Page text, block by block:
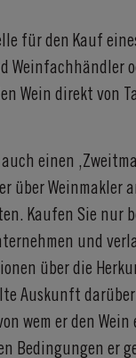
für den Kauf
Weinfachhändler
Wein direkt von
einen
über Weinmakler
Kaufen Sie nur
und
über die
Auskunft darüber
wem er den
Bedingungen er